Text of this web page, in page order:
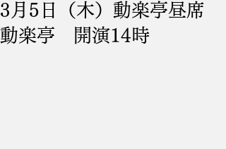
3月5日（木）動楽亭昼席
動楽亭 開演14時